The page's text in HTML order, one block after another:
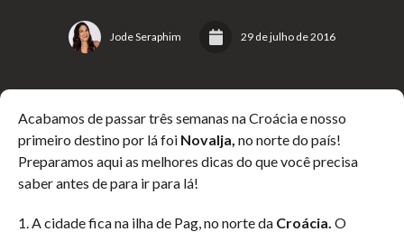
Jode Seraphim 29 de julho de 2016
Acabamos de passar três semanas na Croácia e nosso
primeiro destino por lá foi Novalja, no norte do país!
Preparamos aqui as melhores dicas do que você precisa
saber antes de para ir para lá!
1. A cidade fica na ilha de Pag, no norte da Croácia. O